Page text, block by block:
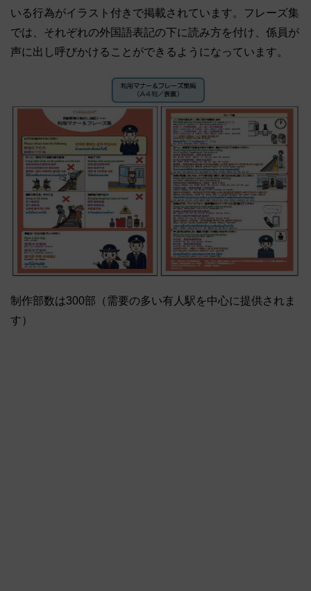
いる行為がイラスト付きで掲載されています。フレーズ集
では、それぞれの外国語表記の下に読み方を付け、係員が
声に出し呼びかけることができるようになっています。
制作部数は300部（需要の多い有人駅を中心に提供されま
す）